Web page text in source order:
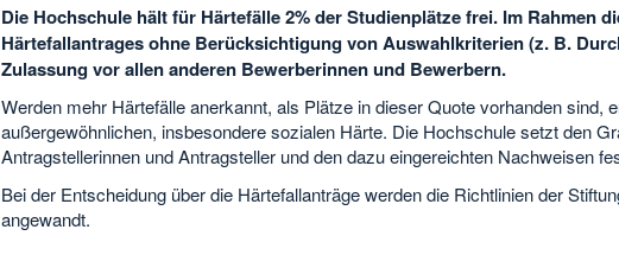
Die Hochschule hält für Härtefälle 2% der Studienplätze frei. Im Rahmen
Härtefallantrages ohne Berücksichtigung von Auswahlkriterien (z. B.
Zulassung vor allen anderen Bewerberinnen und Bewerbern.
Werden mehr Härtefälle anerkannt, als Plätze in dieser Quote vorhanden sind,
außergewöhnlichen, insbesondere sozialen Härte. Die Hochschule setzt den
Antragstellerinnen und Antragsteller und den dazu eingereichten Nachweisen
Bei der Entscheidung über die Härtefallanträge werden die Richtlinien der
angewandt.